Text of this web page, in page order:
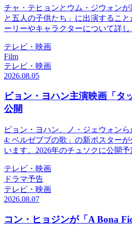
チャ・テヒョンとウム・ジウォン
と五人の子供たち」に出演するこ
ーリーやキャラクターについて詳し
テレビ・映画
Film
テレビ・映画
2026.08.05
ビョン・ヨハン主演映画「タ
公開
ビョン・ヨハン、ノ・ジェウォン
4: ベルゼブブの歌」の新ポスター
います。2026年のチュソクに公開予
テレビ・映画
ドラマ予告
テレビ・映画
2026.08.07
コン・ヒョジンが「A Bona